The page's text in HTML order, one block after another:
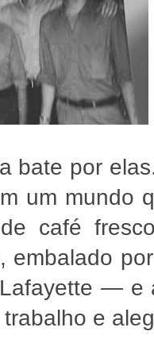
bate por
um mundo
café
embalado
— e
e